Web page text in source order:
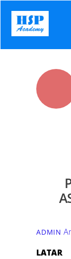
content
ADMIN